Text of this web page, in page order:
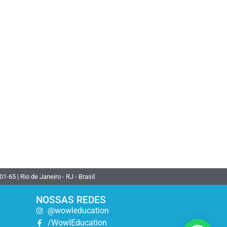
65 | Rio de Janeiro - RJ - Brasil
NOSSAS REDES
@wowleducation
/WowlEducation